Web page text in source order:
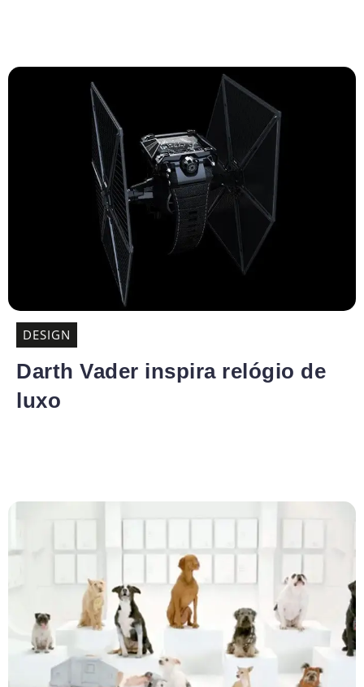
DESIGN
Darth Vader inspira relógio de
luxo